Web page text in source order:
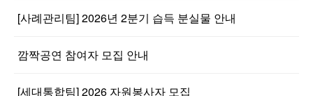
[사례관리팀] 2026년 2분기 습득 분실물 안내
깜짝공연 참여자 모집 안내
[세대통합팀] 2026 자원봉사자 모집